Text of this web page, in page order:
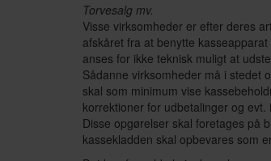
Torvesalg mv.
Visse virksomheder er efter deres
afskåret fra at benytte
anses for ikke teknisk muligt at
Sådanne virksomheder må i stedet
skal som minimum vise
korrektioner for udbetalinger og
Disse opgørelser skal foretages på
kassekladden skal opbevares som